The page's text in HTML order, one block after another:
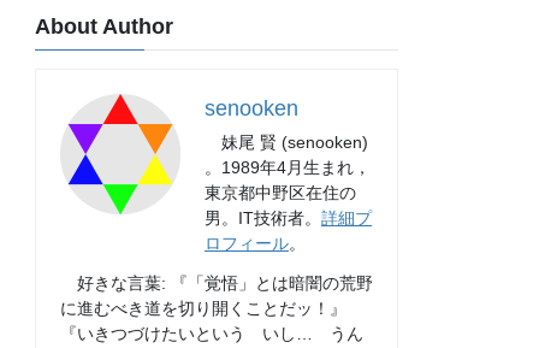
About Author
senooken
妹尾 賢 (senooken)
。1989年4月生まれ，
東京都中野区在住の
男。IT技術者。詳細プ
ロフィール。
好きな言葉: 『「覚悟」とは暗闇の荒野
に進むべき道を切り開くことだッ！』
『いきつづけたいという いし… うん